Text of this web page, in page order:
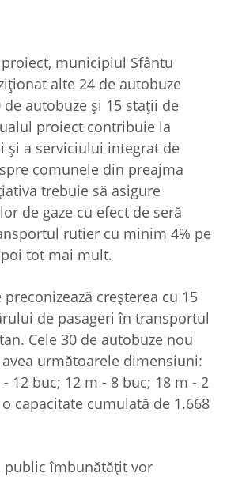
municipiul Sfântu
alte 24 de autobuze
de autobuze și 15 stații de
proiect contribuie la
și a serviciului integrat de
comunele din preajma
trebuie să asigure
de gaze cu efect de seră
rutier cu minim 4% pe
tot mai mult.
preconizează creșterea cu 15
de pasageri în transportul
Cele 30 de autobuze nou
următoarele dimensiuni:
12 buc; 12 m - 8 buc; 18 m - 2
capacitate cumulată de 1.668
public îmbunătățit vor